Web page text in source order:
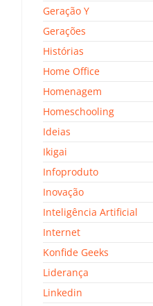
Geração Y
Gerações
Histórias
Home Office
Homenagem
Homeschooling
Ideias
Ikigai
Infoproduto
Inovação
Inteligência Artificial
Internet
Konfide Geeks
Liderança
Linkedin